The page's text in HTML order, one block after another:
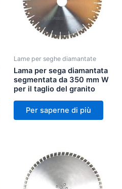
Lame per seghe diamantate
Lama per sega diamantata
segmentata da 350 mm W
per il taglio del granito
Per saperne di più